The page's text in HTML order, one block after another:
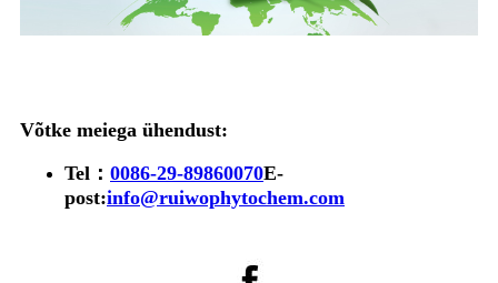
Võtke meiega ühendust:
Tel： 0086-29-89860070E-
post:info@ruiwophytochem.com